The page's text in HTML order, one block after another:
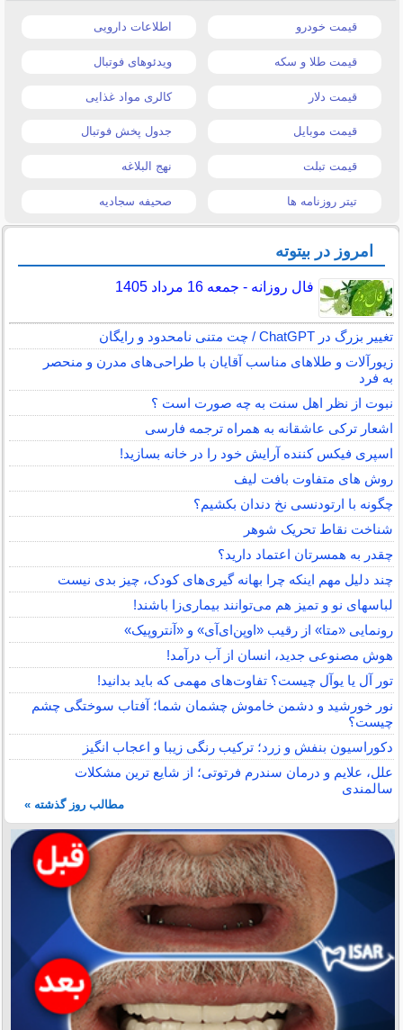
قیمت خودرو اطلاعات دارویی
قیمت طلا و سکه ویدئوهای فوتبال
قیمت دلار کالری مواد غذایی
قیمت موبایل جدول پخش فوتبال
قیمت تبلت نهج البلاغه
تیتر روزنامه ها صحیفه سجادیه
امروز در بیتوته
فال روزانه - جمعه 16 مرداد 1405
تغییر بزرگ در ChatGPT / چت متنی نامحدود و رایگان
زیورآلات و طلاهای مناسب آقایان با طراحی‌های مدرن و منحصر
به فرد
نبوت از نظر اهل سنت به چه صورت است ؟
اشعار ترکی عاشقانه به همراه ترجمه فارسی
اسپری فیکس کننده آرایش خود را در خانه بسازید!
روش های متفاوت بافت لیف
چگونه با ارتودنسی نخ دندان بکشیم؟
شناخت نقاط تحریک شوهر
چقدر به همسرتان اعتماد دارید؟
چند دلیل مهم اینکه چرا بهانه گیری‌های کودک، چیز بدی نیست
لباس‎های نو و تمیز هم می‌توانند بیماری‌زا باشند!
رونمایی «متا» از رقیب «اوپن‌ای‌آی» و «آنتروپیک»
هوش مصنوعی جدید، انسان از آب درآمد!
تور آل یا یوآل چیست؟ تفاوت‌های مهمی که باید بدانید!
نور خورشید و دشمن خاموش چشمان شما؛ آفتاب سوختگی چشم
چیست؟
دکوراسیون بنفش و زرد؛ ترکیب رنگی زیبا و اعجاب انگیز
علل، علایم و درمان سندرم فرتوتی؛ از شایع ترین مشکلات
سالمندی
مطالب روز گذشته »